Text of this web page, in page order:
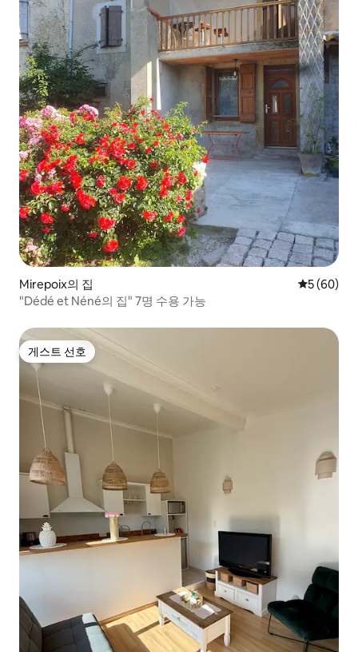
Mirepoix의 집 평점 5점(5
5 (60)
"Dédé et Néné의 집" 7명 수용 가능
게스트 선호
게스트 선호